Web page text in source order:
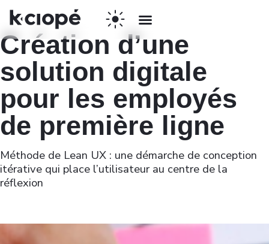
Création d’une
solution digitale
pour les employés
de première ligne
Méthode de Lean UX : une démarche de conception
itérative qui place l’utilisateur au centre de la
réflexion